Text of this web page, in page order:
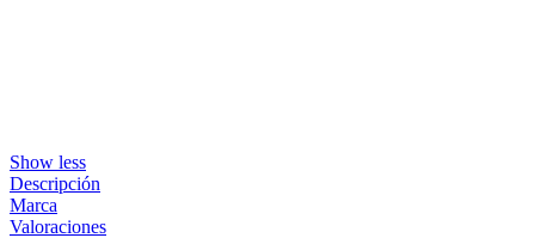
Show less
Descripción
Marca
Valoraciones